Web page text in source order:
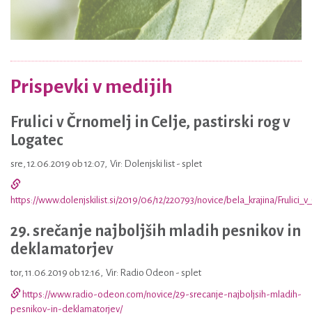
Prispevki v medijih
Frulici v Črnomelj in Celje, pastirski rog v
Logatec
sre, 12.06.2019 ob 12:07, Vir: Dolenjski list - splet
https://www.dolenjskilist.si/2019/06/12/220793/novice/bela_krajina/
29. srečanje najboljših mladih pesnikov in
deklamatorjev
tor, 11.06.2019 ob 12:16, Vir: Radio Odeon - splet
https://www.radio-odeon.com/novice/29-srecanje-najboljsih-mladih-
pesnikov-in-deklamatorjev/